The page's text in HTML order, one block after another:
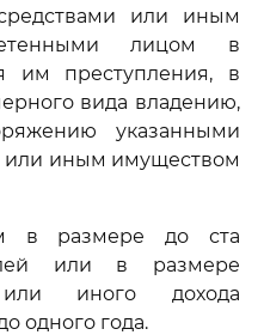
или иным
лицом в
им преступления, в
вида владению,
указанными
иным имуществом
в размере до ста
или в размере
иного дохода
одного года.